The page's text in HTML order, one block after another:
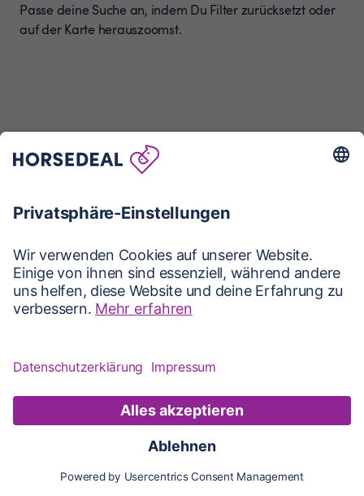
Karte Updates Konto
Karte
Passe deine Suche an, indem Du Filter zurücksetzt oder
auf der Karte herauszoomst.